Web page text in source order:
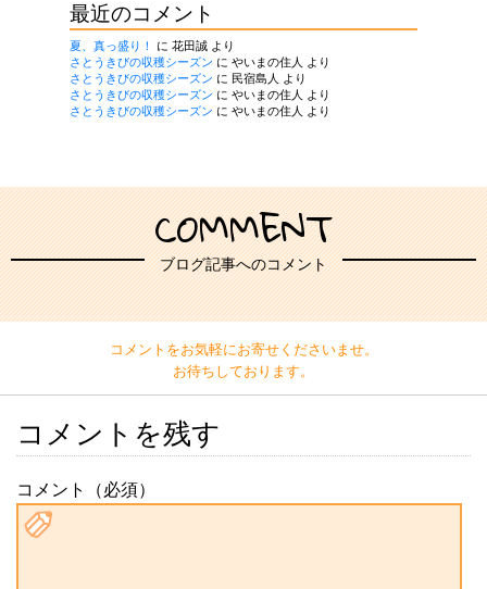
最近のコメント
夏、真っ盛り！ に 花田誠より
さとうきびの収穫シーズン に やいまの住人
より
さとうきびの収穫シーズン に 民宿島人
より
さとうきびの収穫シーズン に やいまの住人
より
さとうきびの収穫シーズン に やいまの住人 より
COMMENT
ブログ記事へのコメント
コメントをお気軽にお寄せくださいませ。
お待ちしております。
コメントを残す
コメント（必須）